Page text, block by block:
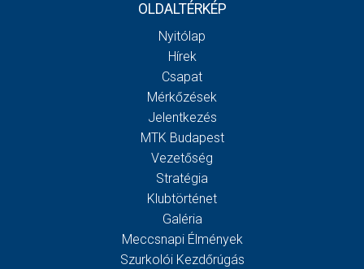
OLDALTÉRKÉP
Nyitólap
Hírek
Csapat
Mérkőzések
Jelentkezés
MTK Budapest
Vezetőség
Stratégia
Klubtörténet
Galéria
Meccsnapi Élmények
Szurkolói Kezdőrúgás